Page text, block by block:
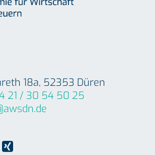
18a, 52353 Düren
21 / 30 54 50 25